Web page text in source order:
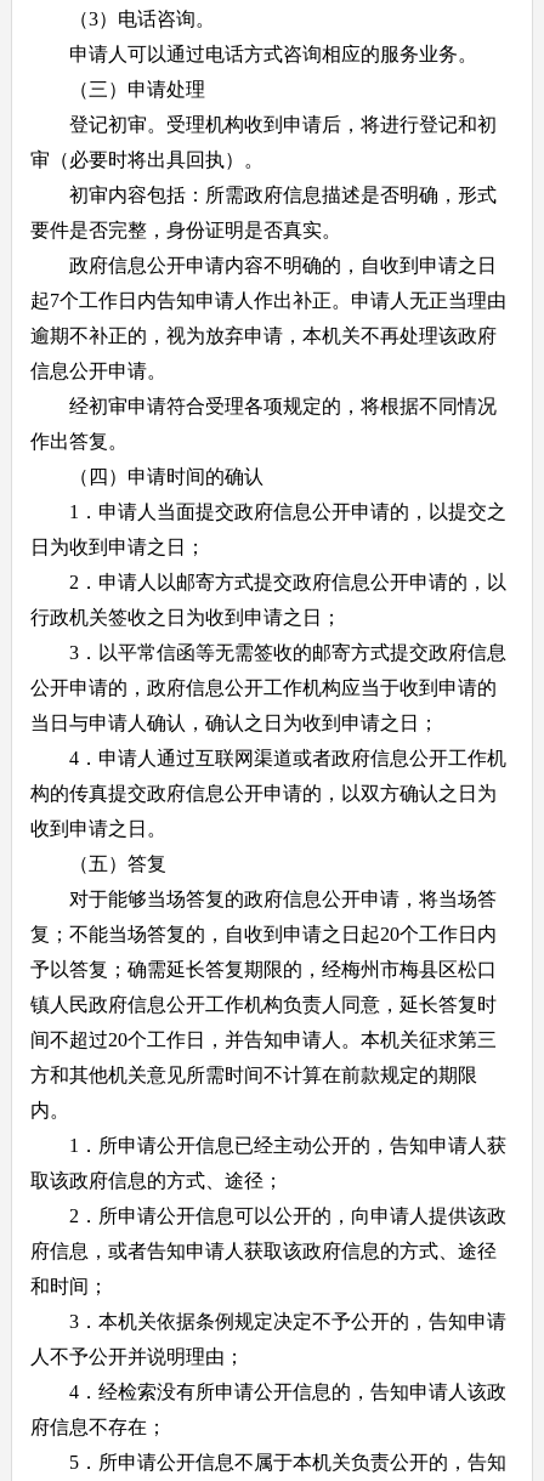
（3）电话咨询。
申请人可以通过电话方式咨询相应的服务业务。
（三）申请处理
登记初审。受理机构收到申请后，将进行登记和初
审（必要时将出具回执）。
初审内容包括：所需政府信息描述是否明确，形式
要件是否完整，身份证明是否真实。
政府信息公开申请内容不明确的，自收到申请之日
起7个工作日内告知申请人作出补正。申请人无正当理由
逾期不补正的，视为放弃申请，本机关不再处理该政府
信息公开申请。
经初审申请符合受理各项规定的，将根据不同情况
作出答复。
（四）申请时间的确认
1．申请人当面提交政府信息公开申请的，以提交之
日为收到申请之日；
2．申请人以邮寄方式提交政府信息公开申请的，以
行政机关签收之日为收到申请之日；
3．以平常信函等无需签收的邮寄方式提交政府信息
公开申请的，政府信息公开工作机构应当于收到申请的
当日与申请人确认，确认之日为收到申请之日；
4．申请人通过互联网渠道或者政府信息公开工作机
构的传真提交政府信息公开申请的，以双方确认之日为
收到申请之日。
（五）答复
对于能够当场答复的政府信息公开申请，将当场答
复；不能当场答复的，自收到申请之日起20个工作日内
予以答复；确需延长答复期限的，经梅州市梅县区松口
镇人民政府信息公开工作机构负责人同意，延长答复时
间不超过20个工作日，并告知申请人。本机关征求第三
方和其他机关意见所需时间不计算在前款规定的期限
内。
1．所申请公开信息已经主动公开的，告知申请人获
取该政府信息的方式、途径；
2．所申请公开信息可以公开的，向申请人提供该政
府信息，或者告知申请人获取该政府信息的方式、途径
和时间；
3．本机关依据条例规定决定不予公开的，告知申请
人不予公开并说明理由；
4．经检索没有所申请公开信息的，告知申请人该政
府信息不存在；
5．所申请公开信息不属于本机关负责公开的，告知